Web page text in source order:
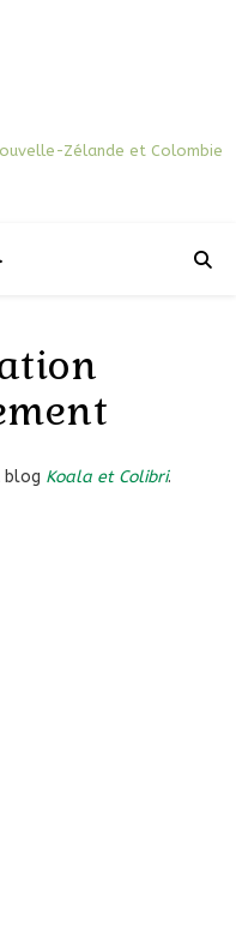
Zélande et Colombie
blog Koala et Colibri.